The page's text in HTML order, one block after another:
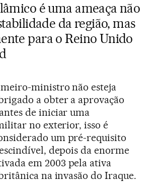
é uma ameaça não
da região, mas
para o Reino Unido
ministro não esteja
a obter a aprovação
de iniciar uma
no exterior, isso é
um pré-requisito
depois da enorme
em 2003 pela ativa
na invasão do Iraque.